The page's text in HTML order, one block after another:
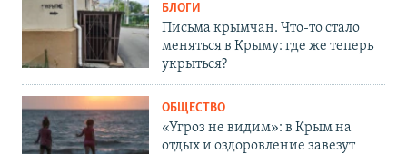
БЛОГИ
Письма крымчан. Что-то стало
меняться в Крыму: где же теперь
укрыться?
ОБЩЕСТВО
«Угроз не видим»: в Крым на
отдых и оздоровление завезут